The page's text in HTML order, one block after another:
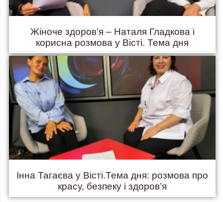
Жіноче здоров’я – Наталя Гладкова і
корисна розмова у Вісті. Тема дня
Інна Тагаєва у Вісті.Тема дня: розмова про
красу, безпеку і здоров’я